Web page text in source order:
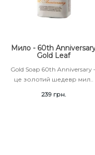
Мило - 60th
Gold Leaf
Gold Soap 60th Anniversary
це золотий шедевр мил..
239 грн.